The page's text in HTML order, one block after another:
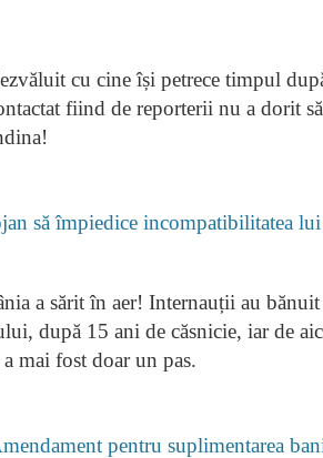
cu cine își petrece timpul
fiind de reporterii nu a dorit
să împiedice incompatibilitatea
a sărit în aer! Internauții au bănuit
după 15 ani de căsnicie, iar de
mai fost doar un pas.
pentru suplimentarea